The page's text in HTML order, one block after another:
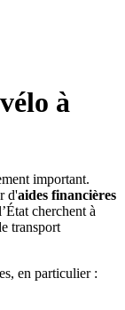
à
important.
d'aides financières
cherchent à
transport
en particulier :